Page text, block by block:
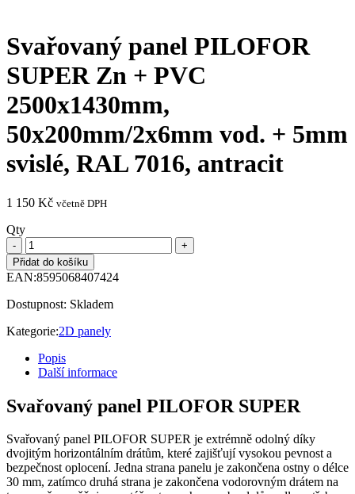
Svařovaný panel PILOFOR
SUPER Zn + PVC
2500x1430mm,
50x200mm/2x6mm vod. + 5mm
svislé, RAL 7016, antracit
1 150 Kč včetně DPH
Qty
Přidat do košíku
EAN:8595068407424
Dostupnost: Skladem
Kategorie:2D panely
Popis
Další informace
Svařovaný panel PILOFOR SUPER
Svařovaný panel PILOFOR SUPER je extrémně odolný díky
dvojitým horizontálním drátům, které zajišťují vysokou pevnost a
bezpečnost oplocení. Jedna strana panelu je zakončena ostny o délce
30 mm, zatímco druhá strana je zakončena vodorovným drátem na